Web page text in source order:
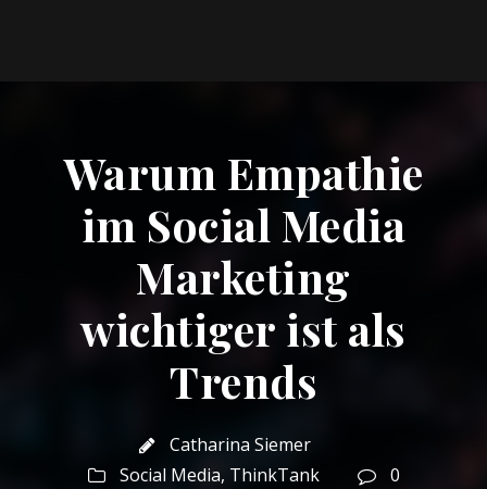
Warum Empathie
im Social Media
Marketing
wichtiger ist als
Trends
Catharina Siemer
Social Media, ThinkTank 0